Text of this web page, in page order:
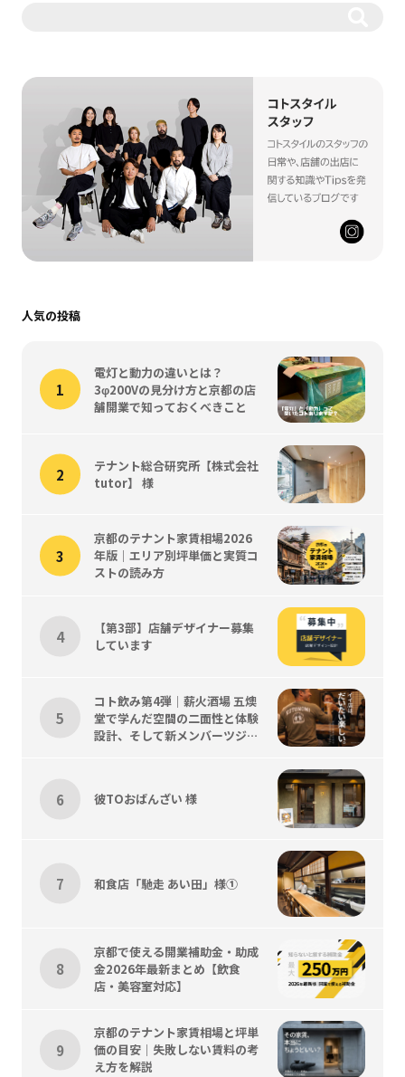
人気の投稿
電灯と動力の違いとは？
3φ200Vの見分け方と京都の店
舗開業で知っておくべきこと
テナント総合研究所【株式会社
tutor】 様
京都のテナント家賃相場2026
年版｜エリア別坪単価と実質コ
ストの読み方
【第3部】店舗デザイナー募集
しています
コト飲み第4弾｜薪火酒場 五燠
堂で学んだ空間の二面性と体験
設計、そして新メンバーツジく
彼TOおばんざい 様
和食店「馳走 あい田」様①
京都で使える開業補助金・助成
金2026年最新まとめ【飲食
店・美容室対応】
京都のテナント家賃相場と坪単
価の目安｜失敗しない賃料の考
え方を解説